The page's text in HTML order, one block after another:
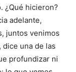
¿Qué hicieron?
adelante,
juntos venimos
dice una de las
profundizar ni